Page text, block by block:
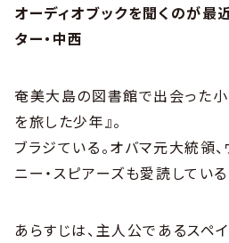
オーディオブックを聞くのが最
ター・中西
奄美大島の図書館で出会った小
を旅した少年』。
ブラジている。オバマ元大統領、
ニー・スピアーズも愛読している
あらすじは、主人公であるスペ